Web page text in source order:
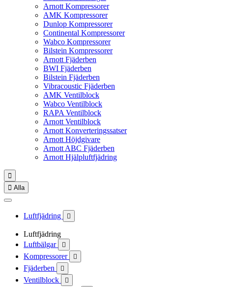
Arnott Kompressorer
AMK Kompressorer
Dunlop Kompressorer
Continental Kompressorer
Wabco Kompressorer
Bilstein Kompressorer
Arnott Fjäderben
BWI Fjäderben
Bilstein Fjäderben
Vibracoustic Fjäderben
AMK Ventilblock
Wabco Ventilblock
RAPA Ventilblock
Arnott Ventilblock
Arnott Konverteringssatser
Arnott Höjdgivare
Arnott ABC Fjäderben
Arnott Hjälpluftfjädring

 Alla
Luftfjädring 
Luftfjädring
Luftbälgar

Kompressorer 
Fjäderben 
Ventilblock 